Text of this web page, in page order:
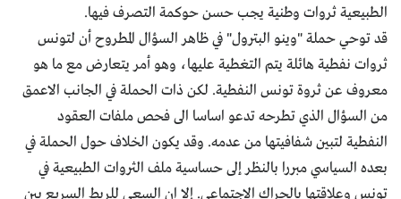
الطبيعية ثروات وطنية يجب حسن حوكمة التصرف فيها.
قد توحي حملة "وينو البترول" في ظاهر السؤال المطروح أن لتونس
ثروات نفطية هائلة يتم التغطية عليها، وهو أمر يتعارض مع ما هو
معروف عن ثروة تونس النفطية. لكن ذات الحملة في الجانب الاعمق
من السؤال الذي تطرحه تدعو اساسا الى فحص ملفات العقود
النفطية لتبين شفافيتها من عدمه. وقد يكون الخلاف حول الحملة في
بعده السياسي مبررا بالنظر إلى حساسية ملف الثروات الطبيعية في
تونس وعلاقتها بالحراك الاجتماعي. إلا ان السعي للربط السريع بين